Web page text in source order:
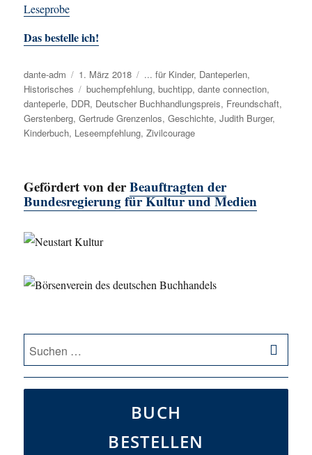
Leseprobe
Das bestelle ich!
Autor
dante-adm
Veröffentlicht
am
1. März 2018 Kategorien
... für Kinder, Danteperlen,
Historisches
Schlagwörter
buchempfehlung,buchtipp,dante connection,
danteperle, DDR, Deutscher Buchhandlungspreis, Freundschaft,
Gerstenberg,Gertrude Grenzenlos,Geschichte,Judith Burger,
Kinderbuch, Leseempfehlung,Zivilcourage
Gefördert von derBeauftragten der
Bundesregierung für Kultur und Medien
Suche
nach:
BUCH
BESTELLEN